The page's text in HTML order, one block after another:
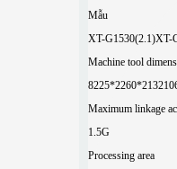
Mẫu
XT-G1530(2.1)XT-
Machine tool
8225*2260*2132
Maximum linkage
1.5G
Processing area